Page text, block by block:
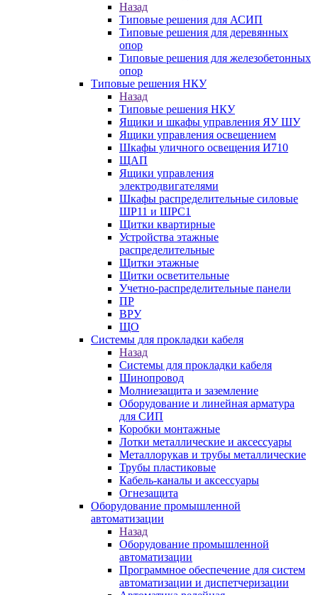
Назад
Типовые решения для АСИП
Типовые решения для деревянных
опор
Типовые решения для железобетонных
опор
Типовые решения НКУ
Назад
Типовые решения НКУ
Ящики и шкафы управления ЯУ ШУ
Ящики управления освещением
Шкафы уличного освещения И710
ЩАП
Ящики управления
электродвигателями
Шкафы распределительные силовые
ШР11 и ШРС1
Щитки квартирные
Устройства этажные
распределительные
Щитки этажные
Щитки осветительные
Учетно-распределительные панели
ПР
ВРУ
ЩО
Системы для прокладки кабеля
Назад
Системы для прокладки кабеля
Шинопровод
Молниезащита и заземление
Оборудование и линейная арматура
для СИП
Коробки монтажные
Лотки металлические и аксессуары
Металлорукав и трубы металлические
Трубы пластиковые
Кабель-каналы и аксессуары
Огнезащита
Оборудование промышленной
автоматизации
Назад
Оборудование промышленной
автоматизации
Программное обеспечение для систем
автоматизации и диспетчеризации